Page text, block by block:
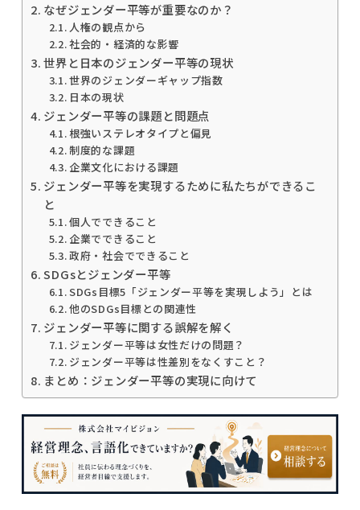
なぜジェンダー平等が重要なのか？
人権の観点から
社会的・経済的な影響
世界と日本のジェンダー平等の現状
世界のジェンダーギャップ指数
日本の現状
ジェンダー平等の課題と問題点
根強いステレオタイプと偏見
制度的な課題
企業文化における課題
ジェンダー平等を実現するために私たちができるこ
と
個人でできること
企業でできること
政府・社会でできること
SDGsとジェンダー平等
SDGs目標5「ジェンダー平等を実現しよう」とは
他のSDGs目標との関連性
ジェンダー平等に関する誤解を解く
ジェンダー平等は女性だけの問題？
ジェンダー平等は性差別をなくすこと？
まとめ：ジェンダー平等の実現に向けて